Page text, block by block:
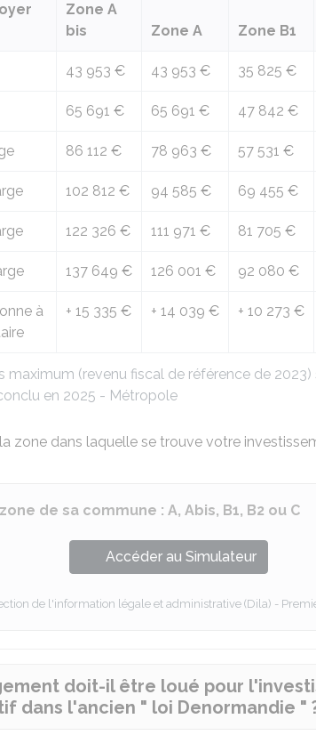
maximum (revenu fiscal de référence de
en 2025 - Métropole
Zone A
bis
Zone A Zone B1
43 953 € 43 953 € 35 825 €
65 691 € 65 691 € 47 842 €
86 112 € 78 963 € 57 531 €
102 812 € 94 585 € 69 455 €
122 326 € 111 971 € 81 705 €
137 649 € 126 001 € 92 080 €
à
+ 15 335 € + 14 039 € + 10 273 €
zone dans laquelle se trouve votre
de sa commune : A, Abis, B1, B2 ou C
Accéder au Simulateur
de l'information légale et administrative (Dila) -
doit-il être loué pour
dans l'ancien " loi Denormandie "